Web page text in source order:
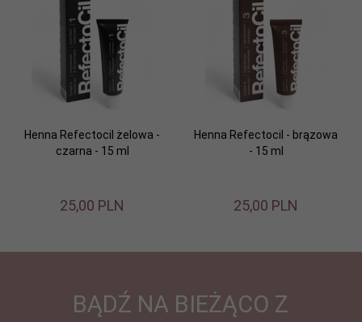
Henna Refectocil żelowa -
czarna - 15 ml
25,00 PLN
Henna Refectocil - brązowa
- 15 ml
25,00 PLN
BĄDŹ NA BIEŻĄCO Z